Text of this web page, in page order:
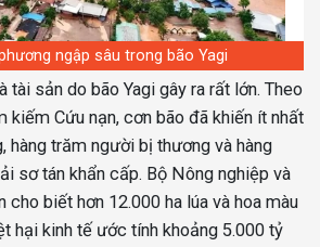
ngập sâu trong bão Yagi
tài sản do bão Yagi gây ra rất lớn. Theo
kiếm Cứu nạn, cơn bão đã khiến ít nhất
hàng trăm người bị thương và hàng
sơ tán khẩn cấp. Bộ Nông nghiệp và
cho biết hơn 12.000 ha lúa và hoa màu
hại kinh tế ước tính khoảng 5.000 tỷ